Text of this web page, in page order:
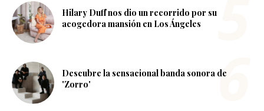
Hilary Duff nos dio un recorrido por su
acogedora mansión en Los Ángeles
Descubre la sensacional banda sonora de
'Zorro'